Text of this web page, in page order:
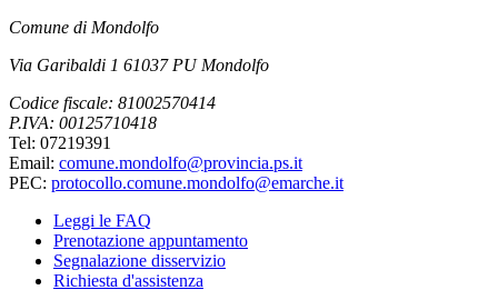
Comune di Mondolfo
Via Garibaldi 1 61037 PU Mondolfo
Codice fiscale: 81002570414
P.IVA: 00125710418
Tel: 07219391
Email: comune.mondolfo@provincia.ps.it
PEC: protocollo.comune.mondolfo@emarche.it
Leggi le FAQ
Prenotazione appuntamento
Segnalazione disservizio
Richiesta d'assistenza